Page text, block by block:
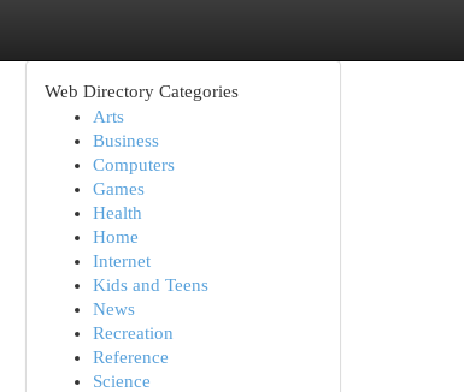
Web Directory Categories
Arts
Business
Computers
Games
Health
Home
Internet
Kids and Teens
News
Recreation
Reference
Science